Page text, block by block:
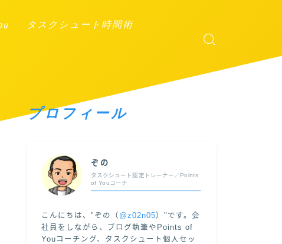
タスクシュート時間術
プロフィール
ぞの
タスクシュート認定トレーナー／Points
of Youコーチ
こんにちは、"ぞの（ @z02n05）"です。会
社員をしながら、ブログ執筆やPoints of
Youコーチング、タスクシュート個人セッ